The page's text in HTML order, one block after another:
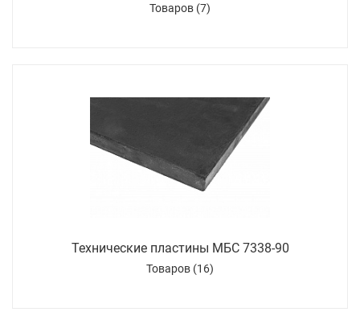
Товаров (7)
Технические пластины МБС 7338-90
Товаров (16)